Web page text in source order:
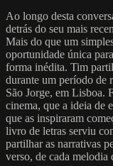
Ao longo desta
detrás do seu mais
Mais do que um
oportunidade única
forma inédita. Tim
durante um período de
São Jorge, em Lisboa.
cinema, que a ideia de
que as inspiraram
livro de letras serviu
partilhar as narrativas
verso, de cada melodia